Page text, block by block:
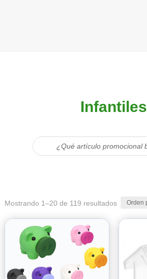
Infantiles
Mostrando 1–20 de 119 resultados